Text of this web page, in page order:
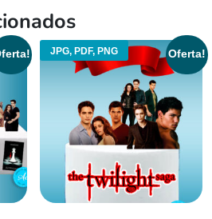
JPG, PDF, PNG Oferta!